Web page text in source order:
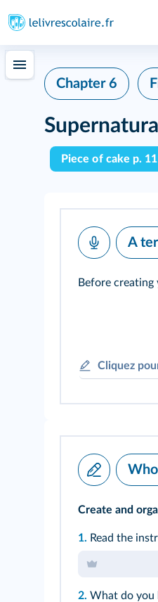
Chapter 6
Piece of cake p.
A
Before
Cliquez
Create and
1. Read the
2. What do you